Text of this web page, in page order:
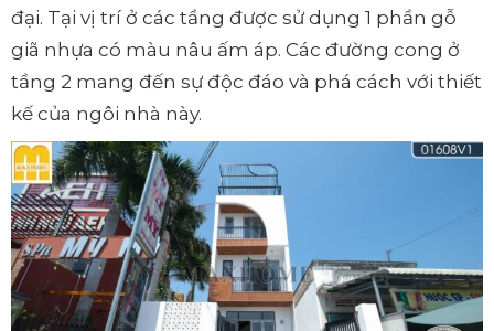
đại. Tại vị trí ở các tầng được sử dụng 1 phần gỗ
giã nhựa có màu nâu ấm áp. Các đường cong ở
tầng 2 mang đến sự độc đáo và phá cách với thiết
kế của ngôi nhà này.